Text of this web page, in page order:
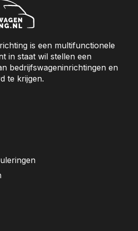
is een multifunctionele
in staat wil stellen een
bedrijfswageninrichtingen en
te krijgen.